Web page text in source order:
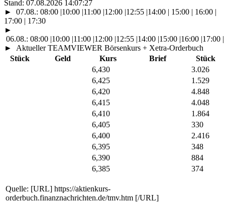
Stand: 07.08.2026 14:07:27
►
07.08.: 08:00 |10:00 |11:00 |12:00 |12:55 |14:00 | 15:00 | 16:00 |
17:00 | 17:30
►
06.08.: 08:00 |10:00 |11:00 |12:00 |12:55 |14:00 |15:00 |16:00 |17:00 |
►
Aktueller TEAMVIEWER Börsenkurs + Xetra-Orderbuch
Stück
Geld Kurs Brief
Stück
6,430
3.026
6,425
1.529
6,420
4.848
6,415
4.048
6,410
1.864
6,405
330
6,400
2.416
6,395
348
6,390
884
6,385
374
Quelle: [URL] https://aktienkurs-
orderbuch.finanznachrichten.de/tmv.htm [/URL]